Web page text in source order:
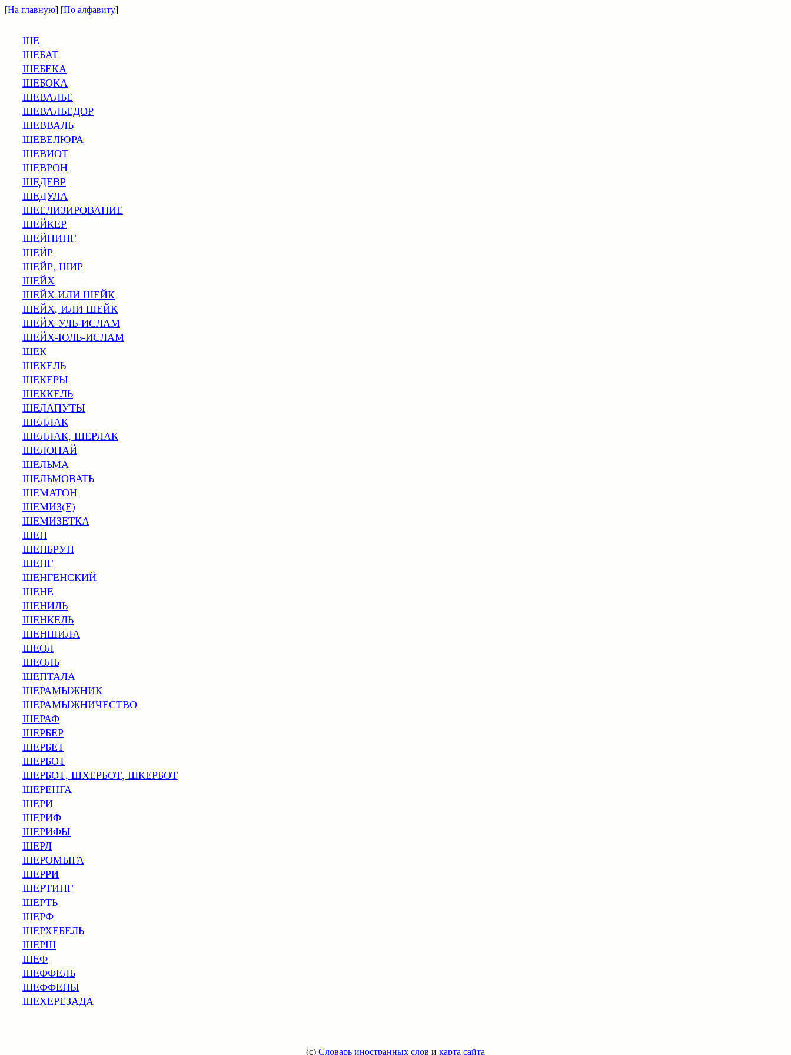
[На главную] [По алфавиту]
ШЕ
ШЕБАТ
ШЕБЕКА
ШЕБОКА
ШЕВАЛЬЕ
ШЕВАЛЬЕДОР
ШЕВВАЛЬ
ШЕВЕЛЮРА
ШЕВИОТ
ШЕВРОН
ШЕДЕВР
ШЕДУЛА
ШЕЕЛИЗИРОВАНИЕ
ШЕЙКЕР
ШЕЙПИНГ
ШЕЙР
ШЕЙР, ШИР
ШЕЙХ
ШЕЙХ ИЛИ ШЕЙК
ШЕЙХ, ИЛИ ШЕЙК
ШЕЙХ-УЛЬ-ИСЛАМ
ШЕЙХ-ЮЛЬ-ИСЛАМ
ШЕК
ШЕКЕЛЬ
ШЕКЕРЫ
ШЕККЕЛЬ
ШЕЛАПУТЫ
ШЕЛЛАК
ШЕЛЛАК, ШЕРЛАК
ШЕЛОПАЙ
ШЕЛЬМА
ШЕЛЬМОВАТЬ
ШЕМАТОН
ШЕМИЗ(Е)
ШЕМИЗЕТКА
ШЕН
ШЕНБРУН
ШЕНГ
ШЕНГЕНСКИЙ
ШЕНЕ
ШЕНИЛЬ
ШЕНКЕЛЬ
ШЕНШИЛА
ШЕОЛ
ШЕОЛЬ
ШЕПТАЛА
ШЕРАМЫЖНИК
ШЕРАМЫЖНИЧЕСТВО
ШЕРАФ
ШЕРБЕР
ШЕРБЕТ
ШЕРБОТ
ШЕРБОТ, ШХЕРБОТ, ШКЕРБОТ
ШЕРЕНГА
ШЕРИ
ШЕРИФ
ШЕРИФЫ
ШЕРЛ
ШЕРОМЫГА
ШЕРРИ
ШЕРТИНГ
ШЕРТЬ
ШЕРФ
ШЕРХЕБЕЛЬ
ШЕРШ
ШЕФ
ШЕФФЕЛЬ
ШЕФФЕНЫ
ШЕХЕРЕЗАДА
(c) Словарь иностранных слов и карта сайта